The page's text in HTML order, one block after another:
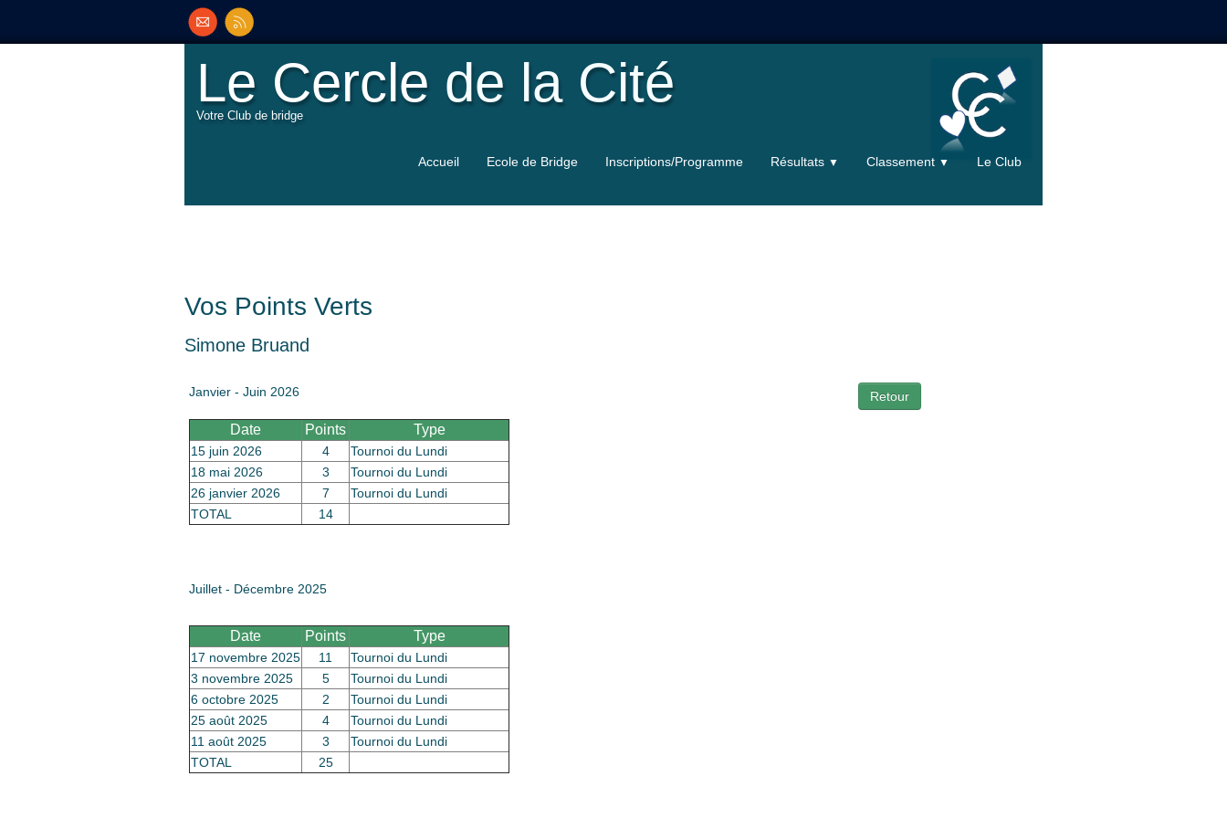
Le Cercle de la Cité
Votre Club de bridge
Accueil Ecole de Bridge Inscriptions/Programme Résultats ▼ Classement ▼ Le Club
Vos Points Verts
Simone Bruand
Janvier - Juin 2026
Date Points Type
15 juin 2026 4
Tournoi du Lundi
18 mai 2026
3
Tournoi du Lundi
26 janvier 2026
7
Tournoi du Lundi
TOTAL
14
Juillet - Décembre 2025
Date Points Type
17 novembre 2025 11
Tournoi du Lundi
3 novembre 2025
5
Tournoi du Lundi
6 octobre 2025
2
Tournoi du Lundi
25 août 2025
4
Tournoi du Lundi
11 août 2025
3
Tournoi du Lundi
TOTAL
25
Retour